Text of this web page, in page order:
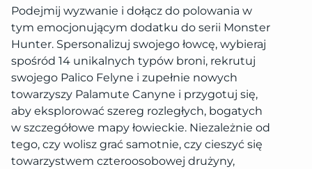
Podejmij wyzwanie i dołącz do polowania w
tym emocjonującym dodatku do serii Monster
Hunter. Spersonalizuj swojego łowcę, wybieraj
spośród 14 unikalnych typów broni, rekrutuj
swojego Palico Felyne i zupełnie nowych
towarzyszy Palamute Canyne i przygotuj się,
aby eksplorować szereg rozległych, bogatych
w szczegółowe mapy łowieckie. Niezależnie od
tego, czy wolisz grać samotnie, czy cieszyć się
towarzystwem czteroosobowej drużyny,